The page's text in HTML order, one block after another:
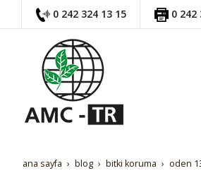
0 242 324 13 15 0 242
ana sayfa blog bi̇tki̇ koruma oden